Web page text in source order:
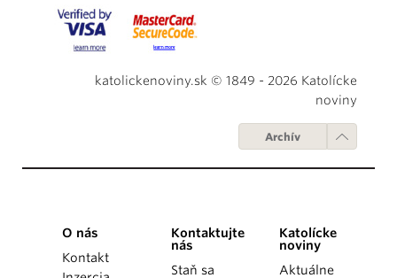
katolickenoviny.sk © 1849 - 2026 Katolícke
noviny
Archív
O nás
Kontakt
Kontaktujte
nás
Staň sa
Katolícke
noviny
Aktuálne